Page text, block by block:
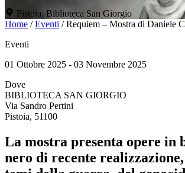
Pistoia, Biblioteca San Giorgio
Home /Eventi /Requiem – Mostra di Daniele
Eventi
01 Ottobre 2025 - 03 Novembre 2025
Dove
BIBLIOTECA SAN GIORGIO
Via Sandro Pertini
Pistoia, 51100
La mostra presenta opere in
nero di recente